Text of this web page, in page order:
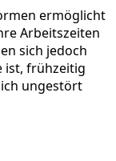
ermöglicht
Arbeitszeiten
sich jedoch
ist, frühzeitig
ungestört